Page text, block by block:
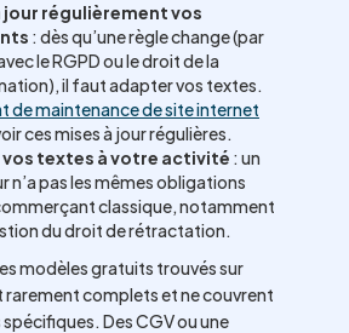
jour régulièrement vos
: dès qu’une règle change (par
le RGPD ou le droit de la
il faut adapter vos textes.
de maintenance de site internet
ces mises à jour régulières.
textes à votre activité : un
n’a pas les mêmes obligations
classique, notamment
du droit de rétractation.
modèles gratuits trouvés sur
rarement complets et ne couvrent
Des CGV ou une